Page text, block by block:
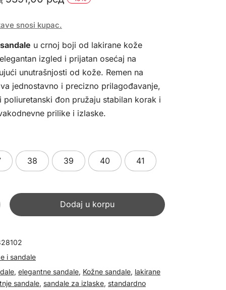
je
bila:
5990,00 рсд.
5391,00 рсд.
snosi kupac.
u crnoj boji od lakirane kože
izgled i prijatan osećaj na
unutrašnjosti od kože. Remen na
jednostavno i precizno prilagođavanje,
poliuretanski đon pružaju stabilan korak i
prilike i izlaske.
38 39 40 41
Dodaj u korpu
i sandale
, elegantne sandale, Kožne sandale, lakirane
sandale, sandale za izlaske, standardno